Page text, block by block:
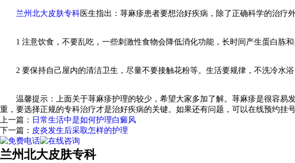
兰州北大皮肤专科医生指出：荨麻疹患者要想治好疾病，除了正确科学的治疗
1 注意饮食，不要乱吃，一些刺激性食物会降低消化功能，长时间产生蛋白胨和
2 要保持自己屋内的清洁卫生，尽量不要接触花粉等。生活要规律，不洗冷水浴
温馨提示：上面关于荨麻疹护理的较少，希望大家多加了解。荨麻疹是很容易
重，要选择正规的专科治疗才是治好疾病的关键。如果还有问题，可以在线预约挂
上一篇： 日常生活中是如何护理白癜风
下一篇： 皮炎发生后采取怎样的护理
兰州北大皮肤专科